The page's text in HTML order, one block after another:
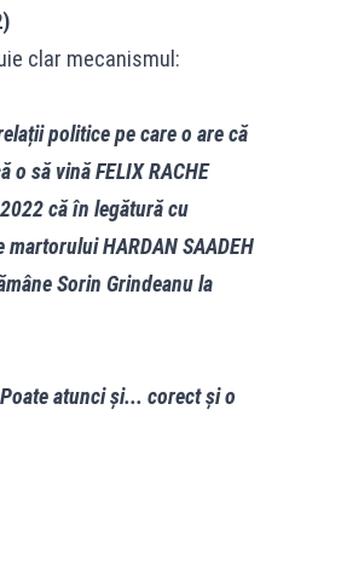
clar mecanismul:
politice pe care o are că
să vină FELIX RACHE
că în legătură cu
HARDAN SAADEH
Sorin Grindeanu la
atunci și... corect și o